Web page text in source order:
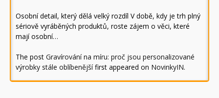
Osobní detail, který dělá velký rozdíl V době, kdy je trh plný
sériově vyráběných produktů, roste zájem o věci, které
mají osobní…
The post Gravírování na míru: proč jsou personalizované
výrobky stále oblíbenějšífirst appeared on NovinkyIN.